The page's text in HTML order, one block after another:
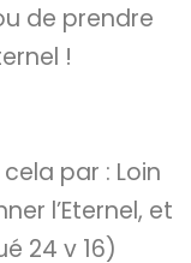
de prendre
!
par : Loin
l’Eternel, et
24 v 16)